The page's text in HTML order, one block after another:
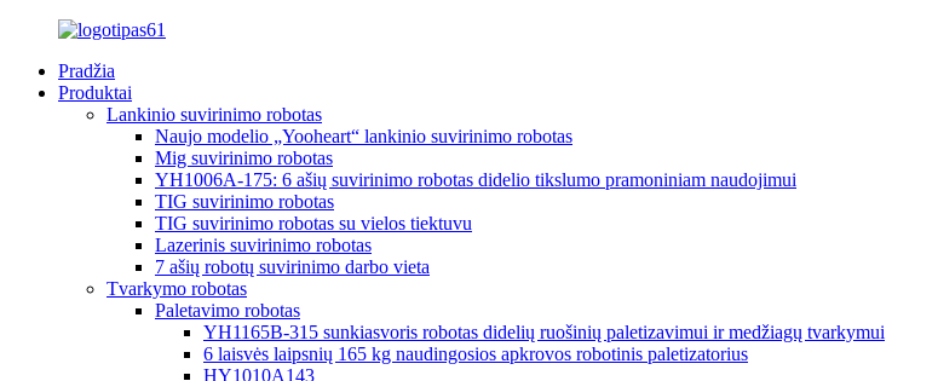
Pradžia
Produktai
Lankinio suvirinimo robotas
Naujo modelio „Yooheart“ lankinio suvirinimo robotas
Mig suvirinimo robotas
YH1006A-175: 6 ašių suvirinimo robotas didelio tikslumo pramoniniam naudojimui
TIG suvirinimo robotas
TIG suvirinimo robotas su vielos tiektuvu
Lazerinis suvirinimo robotas
7 ašių robotų suvirinimo darbo vieta
Tvarkymo robotas
Paletavimo robotas
YH1165B-315 sunkiasvoris robotas didelių ruošinių paletizavimui ir medžiagų tvarkymui
6 laisvės laipsnių 165 kg naudingosios apkrovos robotinis paletizatorius
HY1010A143